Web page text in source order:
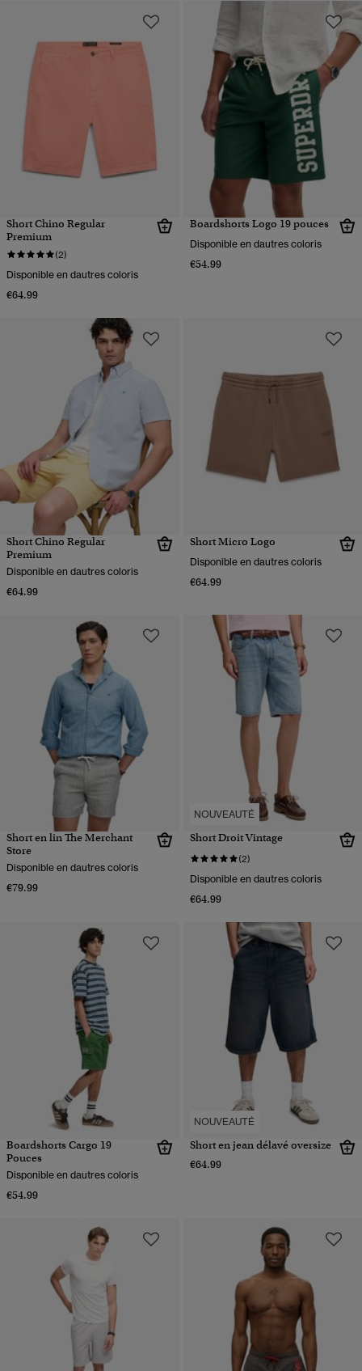
Short Chino Regular
Premium
(2)
Disponible en dautres coloris
€64.99
Boardshorts Logo 19 pouces
Disponible en dautres coloris
€54.99
Short Chino Regular
Premium
Disponible en dautres coloris
€64.99
Short Micro Logo
Disponible en dautres coloris
€64.99
Short en lin The Merchant
Store
Disponible en dautres coloris
€79.99
NOUVEAUTÉ
Short Droit Vintage
(2)
Disponible en dautres coloris
€64.99
Boardshorts Cargo 19
Pouces
Disponible en dautres coloris
€54.99
NOUVEAUTÉ
Short en jean délavé oversize
€64.99